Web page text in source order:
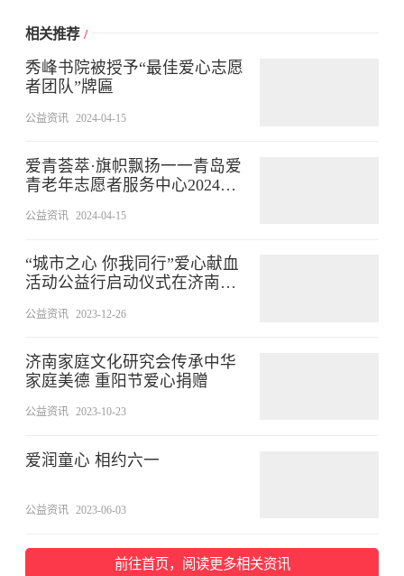
相关推荐 /
秀峰书院被授予“最佳爱心志愿
者团队”牌匾
公益资讯 2024-04-15
爱青荟萃·旗帜飘扬一一青岛爱
青老年志愿者服务中心2024会
公益资讯 2024-04-15
“城市之心 你我同行”爱心献血
活动公益行启动仪式在济南举
公益资讯 2023-12-26
济南家庭文化研究会传承中华
家庭美德 重阳节爱心捐赠
公益资讯 2023-10-23
爱润童心 相约六一
公益资讯 2023-06-03
前往首页，阅读更多相关资讯